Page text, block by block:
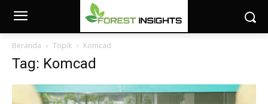
Beranda Topik Komcad
Tag: Komcad